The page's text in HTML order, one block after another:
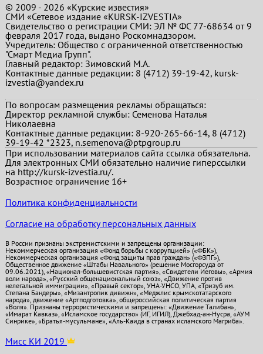
© 2009 - 2026 «Курские известия»
СМИ «Сетевое издание «KURSK-IZVESTIA»
Свидетельство о регистрации СМИ: ЭЛ № ФС 77-68634 от 9
февраля 2017 года, выдано Роскомнадзором.
Учредитель: Общество с ограниченной ответственностью
"Смарт Медиа Групп".
Главный редактор:Зимовский М.А.
Контактные данные редакции: 8 (4712) 39-19-42, kursk-
izvestia@yandex.ru
По вопросам размещения рекламы обращаться:
Директор рекламной службы: Семенова Наталья
Николаевна
Контактные данные редакции: 8-920-265-66-14, 8 (4712)
39-19-42 *2323, n.semenova@ptpgroup.ru
При использовании материалов сайта ссылка обязательна.
Для электронных СМИ обязательно наличие гиперссылки
на http://kursk-izvestia.ru/.
Возрастное ограничение 16+
Политика конфиденциальности
Согласие на обработку персональных данных
В России признаны экстремистскими и запрещены организации:
Некоммерческая организация «Фонд борьбы с коррупцией» («ФБК»),
Некоммерческая организация «Фонд защиты прав граждан» («ФЗПГ»),
Общественное движение «Штабы Навального» (решение Мосгорсуда от
09.06.2021), «Национал-большевистская партия», «Свидетели Иеговы», «Армия
воли народа», «Русский общенациональный союз», «Движение против
нелегальной иммиграции», «Правый сектор», УНА-УНСО, УПА, «Тризуб им.
Степана Бандеры», «Мизантропик дивижн», «Меджлис крымскотатарского
народа», движение «Артподготовка», общероссийская политическая партия
«Воля». Признаны террористическими и запрещены: «Движение Талибан»,
«Имарат Кавказ», «Исламское государство» (ИГ, ИГИЛ), Джебхад-ан-Нусра, «АУМ
Синрике», «Братья-мусульмане», «Аль-Каида в странах исламского Магриба».
Мисс КИ 2019